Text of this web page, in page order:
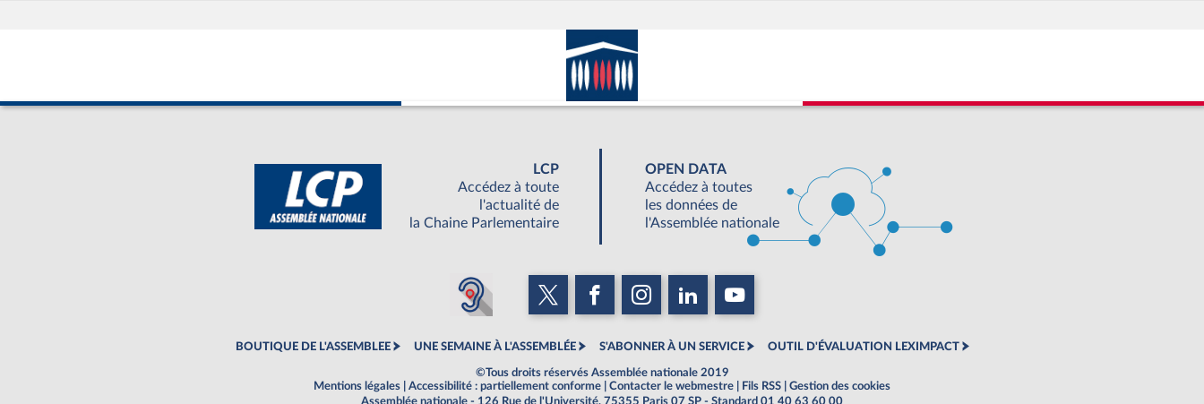
LCP
Accédez à toute
l'actualité de
la Chaine Parlementaire
OPEN DATA
Accédez à toutes
les données de
l'Assemblée nationale
BOUTIQUE DE L'ASSEMBLEE UNE SEMAINE À L'ASSEMBLÉE S'ABONNER À UN SERVICE OUTIL D'ÉVALUATION LEXIMPACT
©Tous droits réservés Assemblée nationale 2019
Mentions légales
Accessibilité : partiellement conforme Contacter le webmestre Fils RSS
Gestion des cookies
Assemblée nationale - 126 Rue de l'Université, 75355 Paris 07 SP - Standard 01 40 63 60 00